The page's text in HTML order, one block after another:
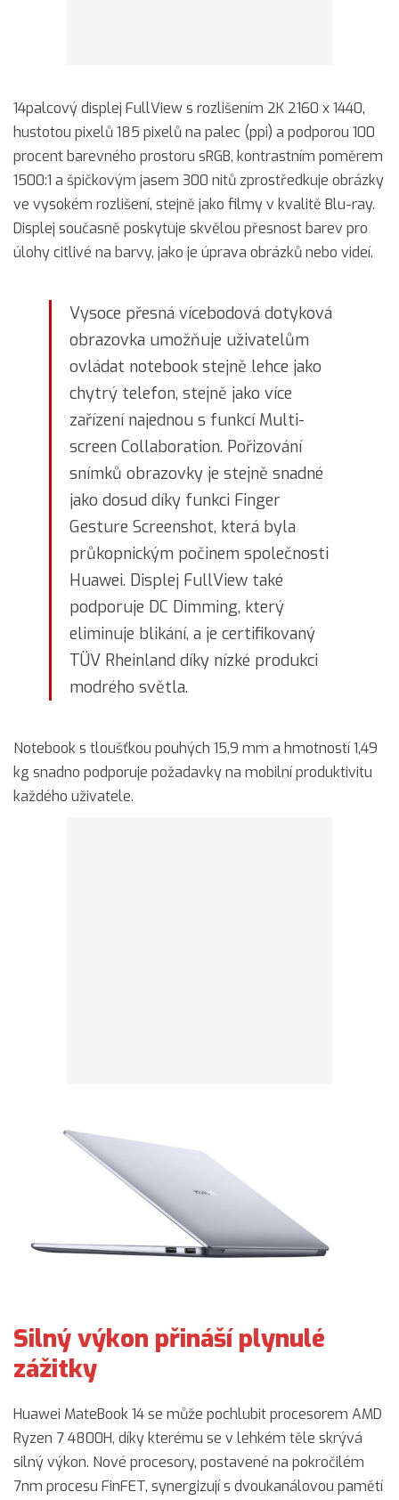
14palcový displej FullView s rozlišením 2K 2160 x 1440,
hustotou pixelů 185 pixelů na palec (ppi) a podporou 100
procent barevného prostoru sRGB, kontrastním poměrem
1500:1 a špičkovým jasem 300 nitů zprostředkuje obrázky
ve vysokém rozlišení, stejně jako filmy v kvalitě Blu-ray.
Displej současně poskytuje skvělou přesnost barev pro
úlohy citlivé na barvy, jako je úprava obrázků nebo videí.
Vysoce přesná vícebodová dotyková
obrazovka umožňuje uživatelům
ovládat notebook stejně lehce jako
chytrý telefon, stejně jako více
zařízení najednou s funkcí Multi-
screen Collaboration. Pořizování
snímků obrazovky je stejně snadné
jako dosud díky funkci Finger
Gesture Screenshot, která byla
průkopnickým počinem společnosti
Huawei. Displej FullView také
podporuje DC Dimming, který
eliminuje blikání, a je certifikovaný
TÜV Rheinland díky nízké produkci
modrého světla.
Notebook s tloušťkou pouhých 15,9 mm a hmotností 1,49
kg snadno podporuje požadavky na mobilní produktivitu
každého uživatele.
Silný výkon přináší plynulé
zážitky
Huawei MateBook 14 se může pochlubit procesorem AMD
Ryzen 7 4800H, díky kterému se v lehkém těle skrývá
silný výkon. Nové procesory, postavené na pokročilém
7nm procesu FinFET, synergizují s dvoukanálovou pamětí